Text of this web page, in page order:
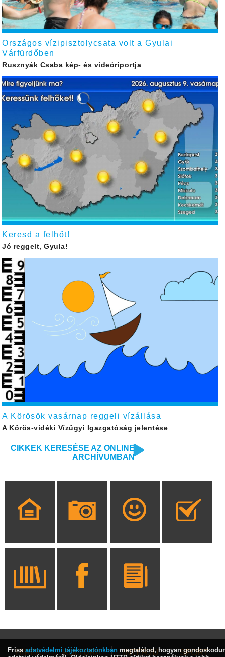
Országos vízipisztolycsata volt a Gyulai
Várfürdőben
Rusznyák Csaba kép- és videóriportja
Keresd a felhőt!
Jó reggelt, Gyula!
A Körösök vasárnap reggeli vízállása
A Körös-vidéki Vízügyi Igazgatóság jelentése
CIKKEK KERESÉSE AZ ONLINE
ARCHÍVUMBAN
HÍREK KULTÚRA INTERJÚ SPORT
Friss adatvédelmi tájékoztatónkban megtalálod, hogyan